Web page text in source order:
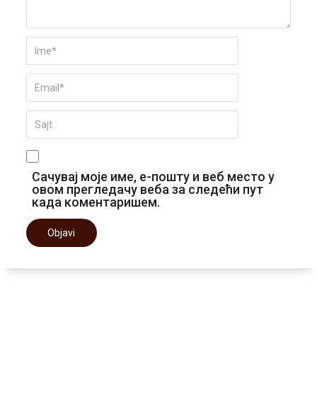
Сачувај моје име, е-пошту и веб место у
овом прегледачу веба за следећи пут
када коментаришем.